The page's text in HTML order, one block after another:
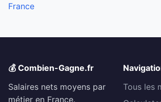
France
💰 Combien-Gagne.fr
Salaires nets moyens par
métier en France.
Tous les